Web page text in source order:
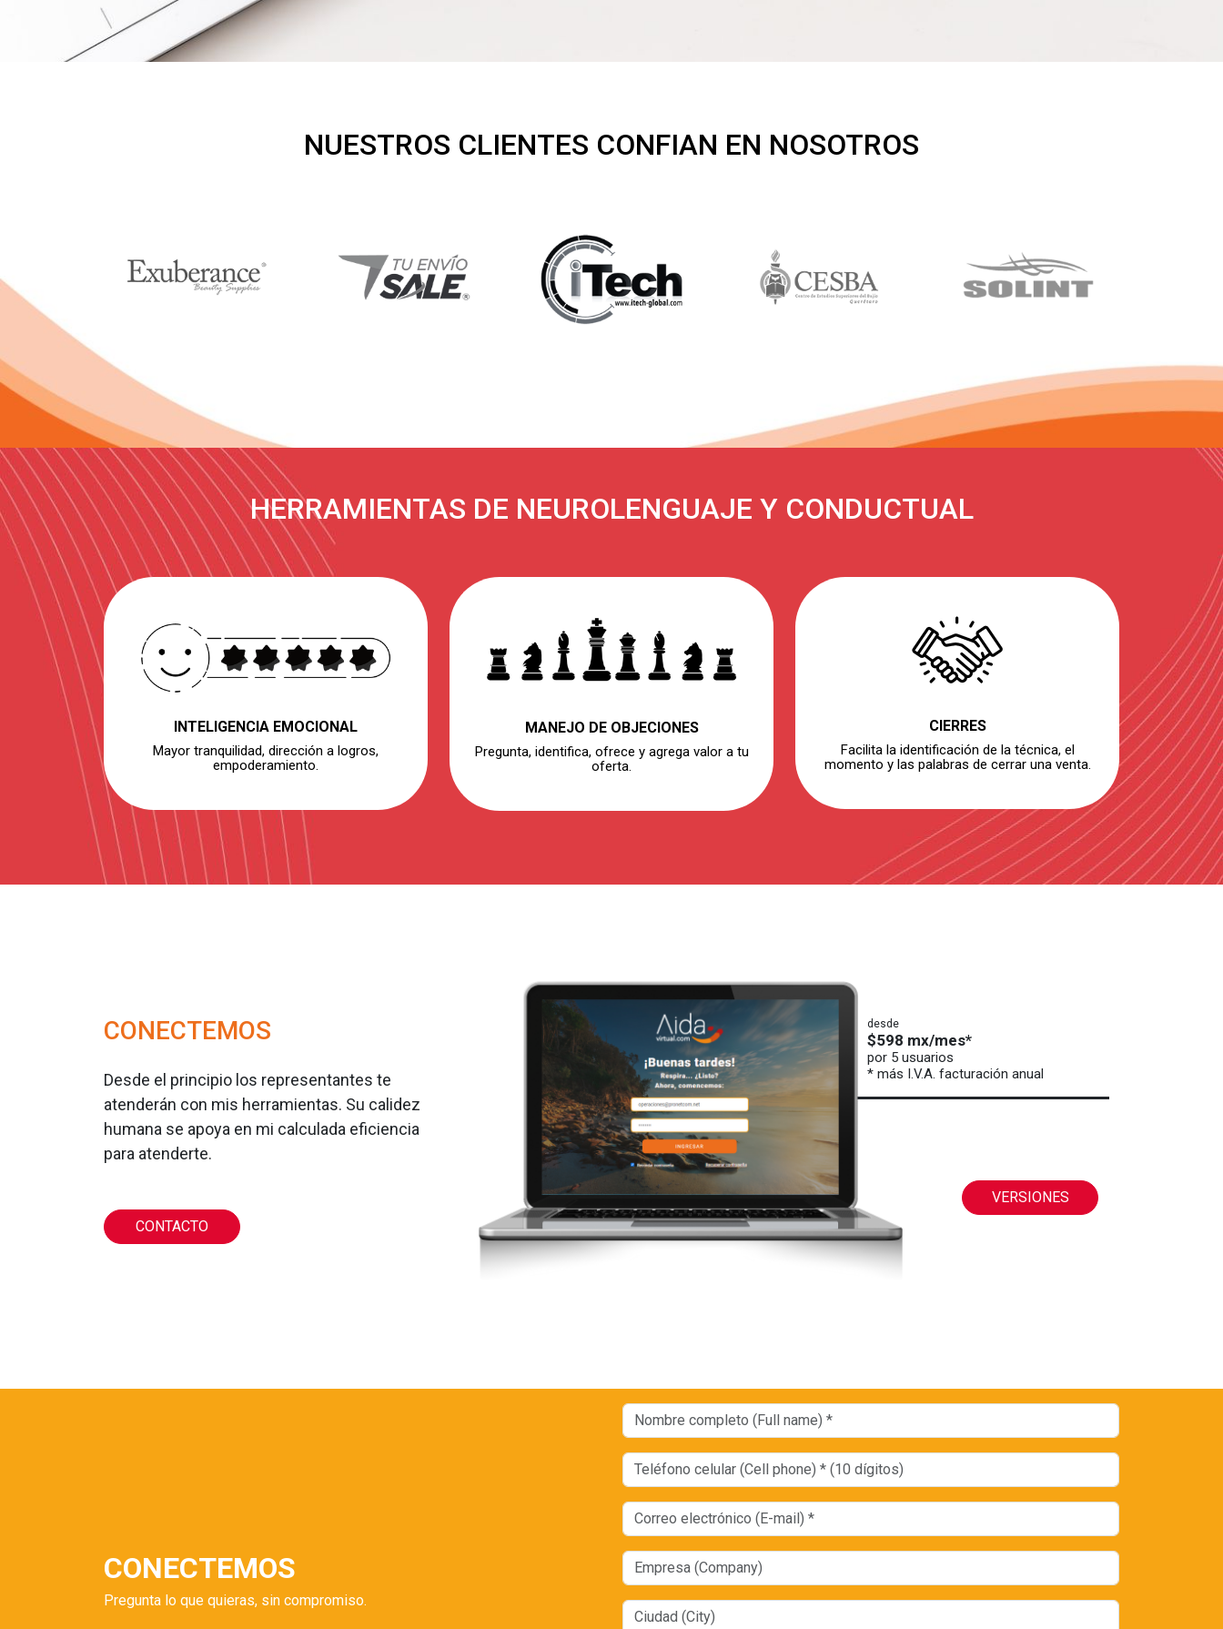
NUESTROS CLIENTES CONFIAN EN NOSOTROS
HERRAMIENTAS DE NEUROLENGUAJE Y CONDUCTUAL
INTELIGENCIA EMOCIONAL
Mayor tranquilidad, dirección a logros,
empoderamiento.
MANEJO DE OBJECIONES
Pregunta, identifica, ofrece y agrega valor a tu
oferta.
CIERRES
Facilita la identificación de la técnica, el
momento y las palabras de cerrar una venta.
CONECTEMOS
Desde el principio los representantes te
atenderán con mis herramientas. Su calidez
humana se apoya en mi calculada eficiencia
para atenderte.
CONTACTO
desde
$598 mx/mes*
por 5 usuarios
* más I.V.A. facturación anual
VERSIONES
CONECTEMOS
Pregunta lo que quieras, sin compromiso.